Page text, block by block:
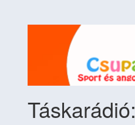
Táskarádió: